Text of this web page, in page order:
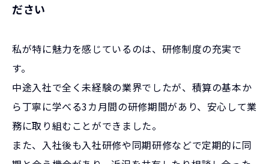
ださい
私が特に魅力を感じているのは、研修制度の充実で
す。
中途入社で全く未経験の業界でしたが、積算の基本か
ら丁寧に学べる3カ月間の研修期間があり、安心して業
務に取り組むことができました。
また、入社後も入社研修や同期研修などで定期的に同